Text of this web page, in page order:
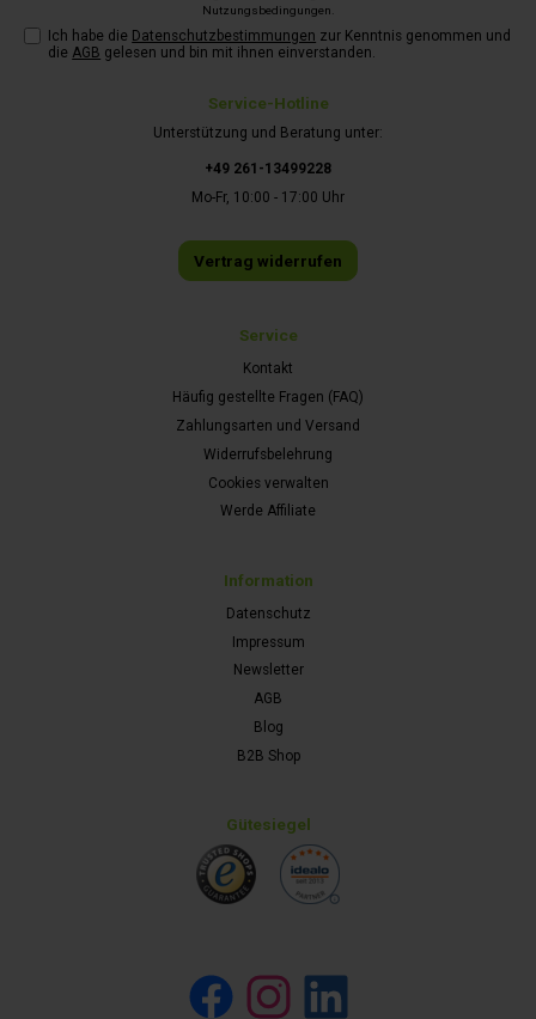
Service-Hotline
Unterstützung und Beratung unter:
+49 261-13499228
Mo-Fr, 10:00 - 17:00 Uhr
Vertrag widerrufen
Service
Kontakt
Häufig gestellte Fragen (FAQ)
Zahlungsarten und Versand
Widerrufsbelehrung
Cookies verwalten
Werde Affiliate
Information
Datenschutz
Impressum
Newsletter
AGB
Blog
B2B Shop
Gütesiegel
Nutzungsbedingungen.
Ich habe die Datenschutzbestimmungen zur Kenntnis genommen und
die AGB gelesen und bin mit ihnen einverstanden.
Facebook Instagram LinkedIn